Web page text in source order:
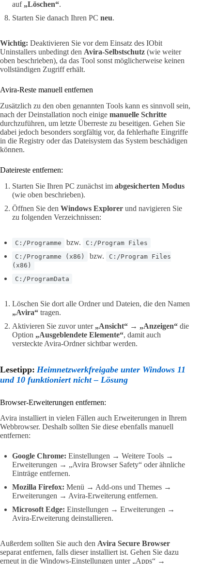
auf „Löschen“.
Starten Sie danach Ihren PC neu.
Wichtig: Deaktivieren Sie vor dem Einsatz des IObit
Uninstallers unbedingt den Avira-Selbstschutz (wie weiter
oben beschrieben), da das Tool sonst möglicherweise keinen
vollständigen Zugriff erhält.
Avira-Reste manuell entfernen
Zusätzlich zu den oben genannten Tools kann es sinnvoll sein,
nach der Deinstallation noch einige manuelle Schritte
durchzuführen, um letzte Überreste zu beseitigen. Gehen Sie
dabei jedoch besonders sorgfältig vor, da fehlerhafte Eingriffe
in die Registry oder das Dateisystem das System beschädigen
können.
Dateireste entfernen:
Starten Sie Ihren PC zunächst im abgesicherten Modus
(wie oben beschrieben).
Öffnen Sie den Windows Explorer und navigieren Sie
zu folgenden Verzeichnissen:
C:/Programme bzw.
C:/Program Files
C:/Programme (x86)
bzw.
C:/Program Files
(x86)
C:/ProgramData
Löschen Sie dort alle Ordner und Dateien, die den Namen
„Avira“ tragen.
Aktivieren Sie zuvor unter „Ansicht“ → „Anzeigen“ die
Option „Ausgeblendete Elemente“, damit auch
versteckte Avira-Ordner sichtbar werden.
Lesetipp: Heimnetzwerkfreigabe unter Windows 11
und 10 funktioniert nicht – Lösung
Browser-Erweiterungen entfernen:
Avira installiert in vielen Fällen auch Erweiterungen in Ihrem
Webbrowser. Deshalb sollten Sie diese ebenfalls manuell
entfernen:
Google Chrome: Einstellungen → Weitere Tools →
Erweiterungen → „Avira Browser Safety“ oder ähnliche
Einträge entfernen.
Mozilla Firefox: Menü → Add-ons und Themes →
Erweiterungen → Avira-Erweiterung entfernen.
Microsoft Edge: Einstellungen → Erweiterungen →
Avira-Erweiterung deinstallieren.
Außerdem sollten Sie auch den Avira Secure Browser
separat entfernen, falls dieser installiert ist. Gehen Sie dazu
erneut in die Windows-Einstellungen unter „Apps“ →